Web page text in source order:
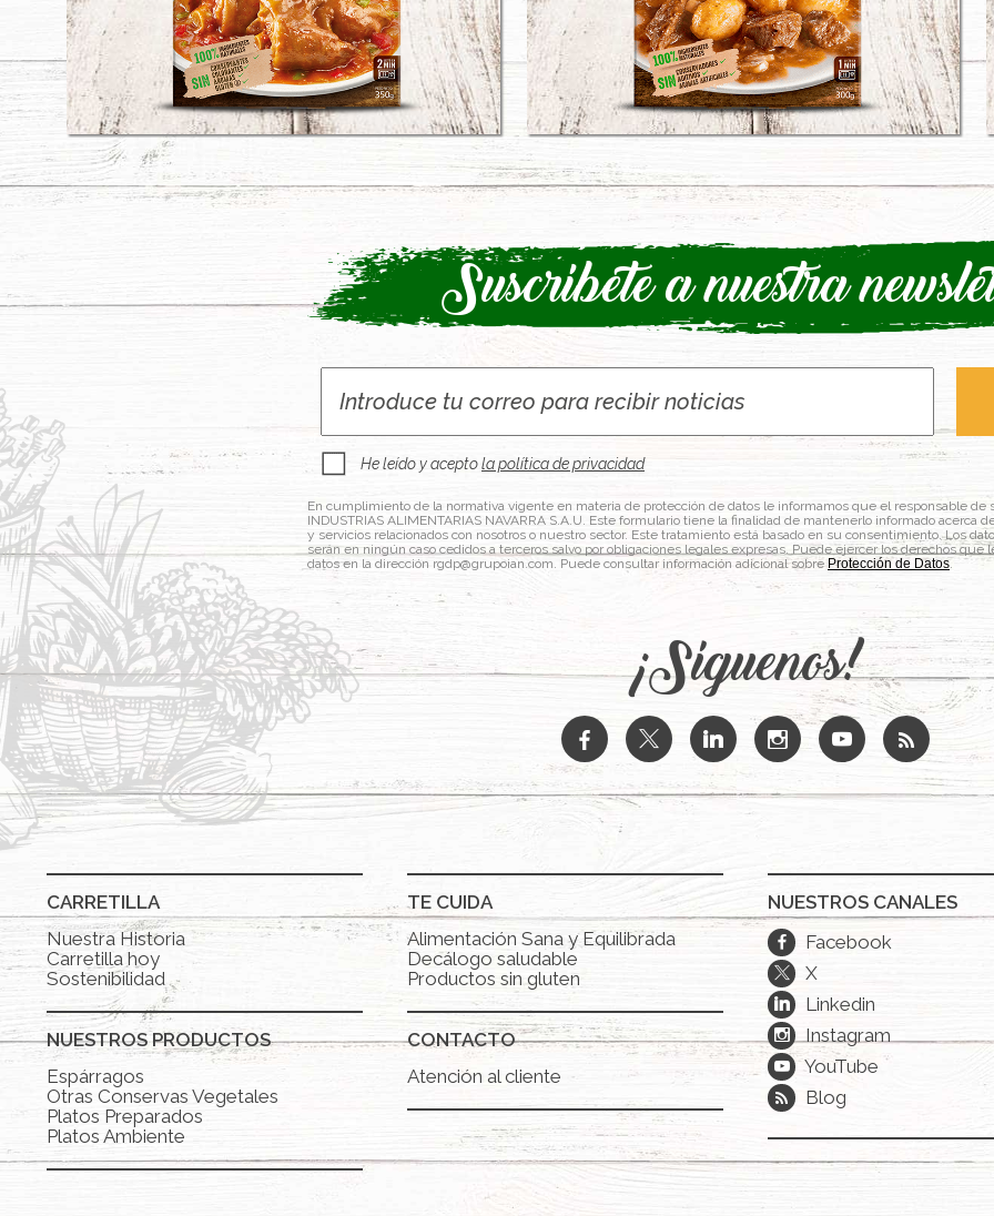
Suscríbete a nuestra
He leído y aceptola política de privacidad
En cumplimiento de la normativa vigente en materia de protección de datos le informamos que el responsable de
INDUSTRIAS ALIMENTARIAS NAVARRA S.A.U. Este formulario tiene la finalidad de mantenerlo informado acerca
y servicios relacionados con nosotros o nuestro sector. Este tratamiento está basado en su consentimiento. Los
serán en ningún caso cedidos a terceros salvo por obligaciones legales expresas. Puede ejercer los derechos que
datos en la dirección rgdp@grupoian.com. Puede consultar información adicional sobre Protección de Datos.
¡Síguenos!
b a j x r
CARRETILLA
Nuestra Historia
Carretilla hoy
Sostenibilidad
NUESTROS PRODUCTOS
Espárragos
Otras Conservas Vegetales
Platos Preparados
Platos Ambiente
TE CUIDA
Alimentación Sana y Equilibrada
Decálogo saludable
Productos sin gluten
CONTACTO
Atención al cliente
NUESTROS CANALES
b Facebook
a X
j Linkedin
x Instagram
r
YouTube
Blog